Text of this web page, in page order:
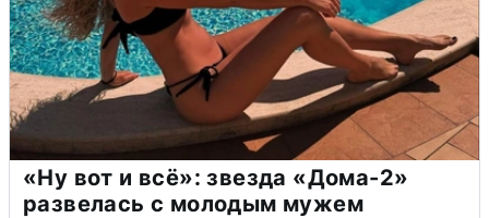
«Ну вот и всё»: звезда «Дома-2»
развелась с молодым мужем